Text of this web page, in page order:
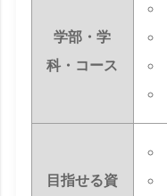
学部・学
科・コース
目指せる資